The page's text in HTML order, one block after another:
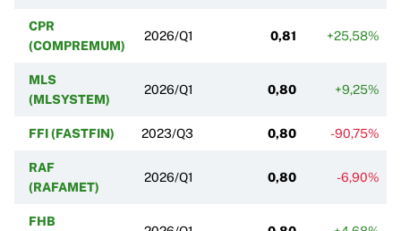
CPR
(COMPREMUM)
2026/Q1 0,81 +25,58%
MLS
(MLSYSTEM)
2026/Q1 0,80 +9,25%
FFI (FASTFIN) 2023/Q3 0,80 -90,75%
RAF
(RAFAMET)
2026/Q1 0,80 -6,90%
FHB